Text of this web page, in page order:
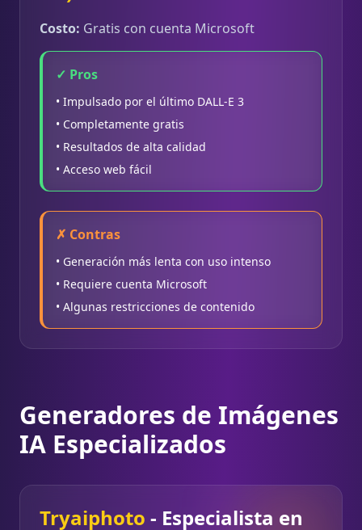
Costo: Gratis con cuenta Microsoft
✓ Pros
• Impulsado por el último DALL-E 3
• Completamente gratis
• Resultados de alta calidad
• Acceso web fácil
✗ Contras
• Generación más lenta con uso intenso
• Requiere cuenta Microsoft
• Algunas restricciones de contenido
Generadores de Imágenes
IA Especializados
Tryaiphoto - Especialista en